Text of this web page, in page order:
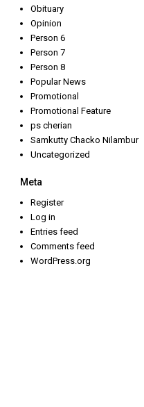
Obituary
Opinion
Person 6
Person 7
Person 8
Popular News
Promotional
Promotional Feature
ps cherian
Samkutty Chacko Nilambur
Uncategorized
Meta
Register
Log in
Entries feed
Comments feed
WordPress.org